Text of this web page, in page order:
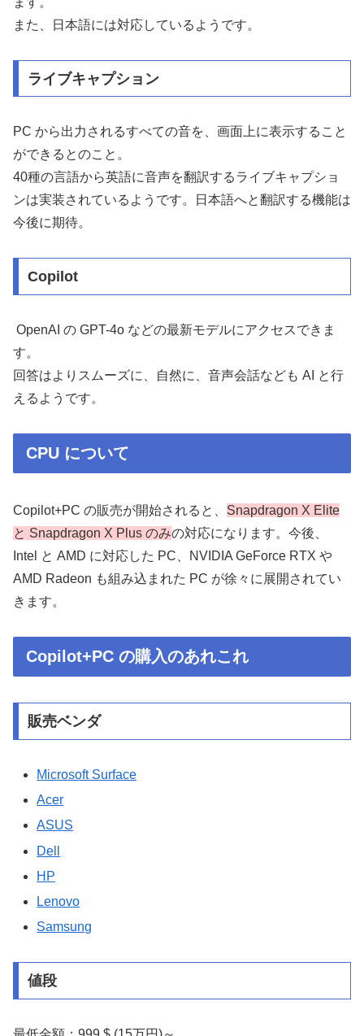
また、日本語には対応しているようです。
ライブキャプション
PC から出力されるすべての音を、画面上に表示すること
ができるとのこと。
40種の言語から英語に音声を翻訳するライブキャプショ
ンは実装されているようです。日本語へと翻訳する機能は
今後に期待。
Copilot
OpenAI の GPT-4o などの最新モデルにアクセスできま
す。
回答はよりスムーズに、自然に、音声会話なども AI と行
えるようです。
CPU について
Copilot+PC の販売が開始されると、 Snapdragon X Elite
と Snapdragon X Plus のみの対応になります。今後、
Intel と AMD に対応した PC、NVIDIA GeForce RTX や
AMD Radeon も組み込まれた PC が徐々に展開されてい
きます。
Copilot+PC の購入のあれこれ
販売ベンダ
Microsoft Surface
Acer
ASUS
Dell
HP
Lenovo
Samsung
値段